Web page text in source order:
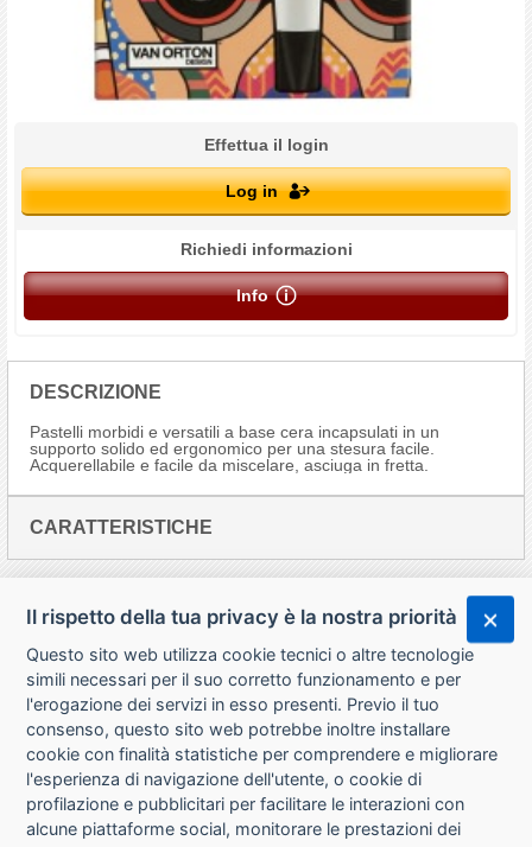
Effettua il login
Log in
Richiedi informazioni
Info
DESCRIZIONE
Pastelli morbidi e versatili a base cera incapsulati in un
supporto solido ed ergonomico per una stesura facile.
Acquerellabile e facile da miscelare, asciuga in fretta.
CARATTERISTICHE
CHI SIAMO
Il rispetto della tua privacy è la nostra priorità
Questo sito web utilizza cookie tecnici o altre tecnologie
simili necessari per il suo corretto funzionamento e per
l'erogazione dei servizi in esso presenti. Previo il tuo
consenso, questo sito web potrebbe inoltre installare
cookie con finalità statistiche per comprendere e migliorare
l'esperienza di navigazione dell'utente, o cookie di
profilazione e pubblicitari per facilitare le interazioni con
alcune piattaforme social, monitorare le prestazioni dei